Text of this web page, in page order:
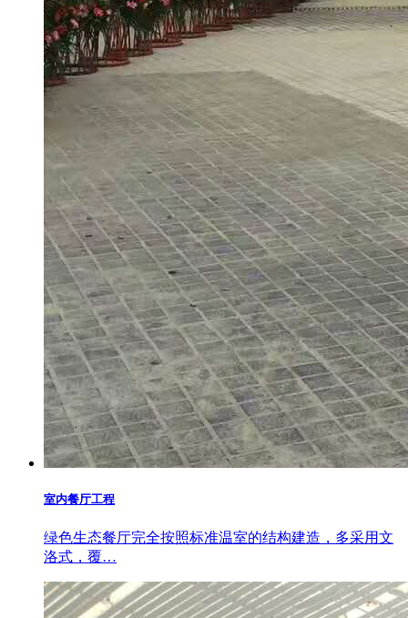
室内餐厅工程
绿色生态餐厅完全按照标准温室的结构建造，多采用文
洛式，覆…